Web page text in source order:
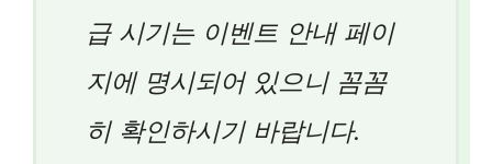
급 시기는 이벤트 안내 페이
지에 명시되어 있으니 꼼꼼
히 확인하시기 바랍니다.